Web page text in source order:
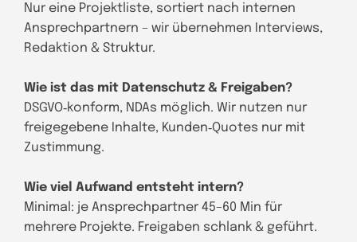
Nur eine Projektliste, sortiert nach internen
Ansprechpartnern – wir übernehmen Interviews,
Redaktion & Struktur.
Wie ist das mit Datenschutz & Freigaben?
DSGVO‑konform, NDAs möglich. Wir nutzen nur
freigegebene Inhalte, Kunden‑Quotes nur mit
Zustimmung.
Wie viel Aufwand entsteht intern?
Minimal: je Ansprechpartner 45–60 Min für
mehrere Projekte. Freigaben schlank & geführt.